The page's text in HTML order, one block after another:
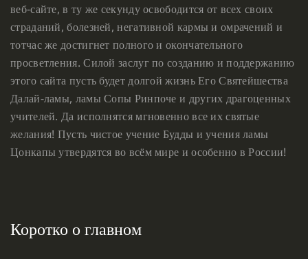
веб-сайте, в ту же секунду освободится от всех своих
страданий, болезней, негативной кармы и омрачений и
тотчас же достигнет полного и окончательного
просветления. Силой заслуг по созданию и поддержанию
этого сайта пусть будет долгой жизнь Его Святейшества
Далай-ламы, ламы Сопы Ринпоче и других драгоценных
учителей. Да исполнятся мгновенно все их святые
желания! Пусть чистое учение Будды и учения ламы
Цонкапы утвердятся во всём мире и особенно в России!
Коротко о главном